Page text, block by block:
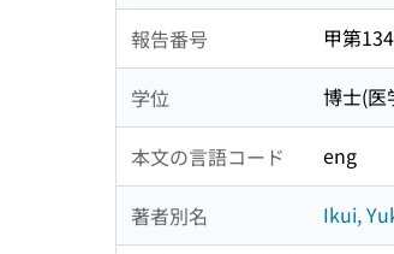
報告番号 甲第
学位 博士(医
本文の言語コード eng
著者別名
Ikui,